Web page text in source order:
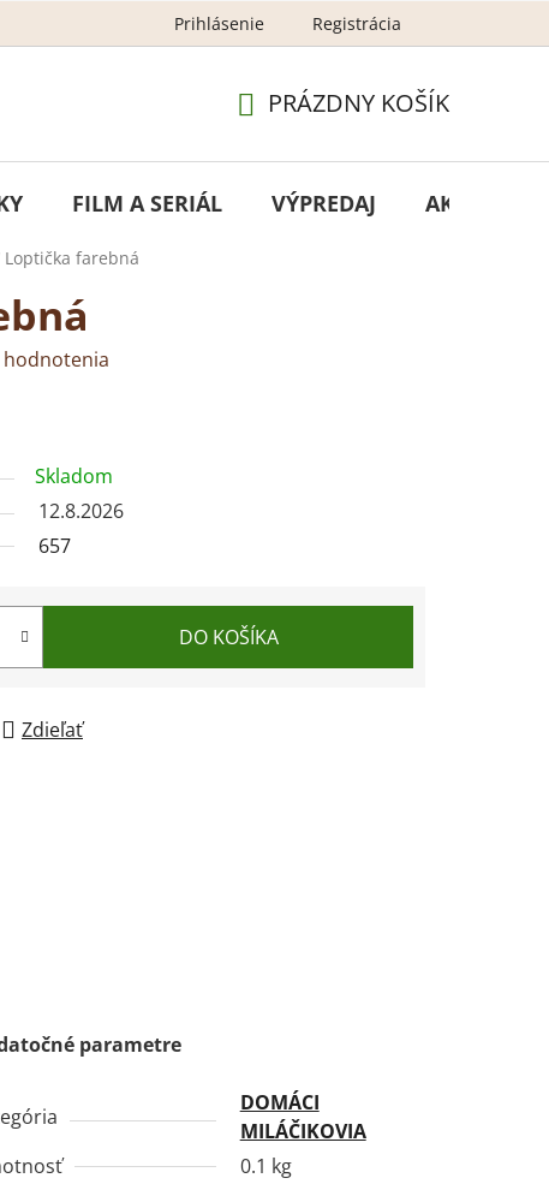
GDPR - ochrana osobných údajov Newsletter –
Prihlásenie Registrácia
KOŠÍK
PRÁZDNY KOŠÍK
FILM A SERIÁL VÝPREDAJ AKCIA
Loptička farebná
Skladom
12.8.2026
657
DO KOŠÍKA
Zdieľať
parametre
DOMÁCI
MILÁČIKOVIA
0.1 kg